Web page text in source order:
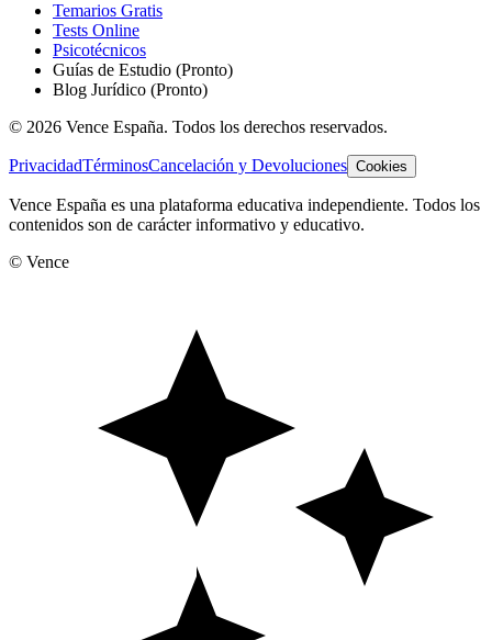
Temarios Gratis
Tests Online
Psicotécnicos
Guías de Estudio (Pronto)
Blog Jurídico (Pronto)
© 2026 Vence España. Todos los derechos reservados.
PrivacidadTérminosCancelación y Devoluciones Cookies
Vence España es una plataforma educativa independiente. Todos los
contenidos son de carácter informativo y educativo.
© Vence